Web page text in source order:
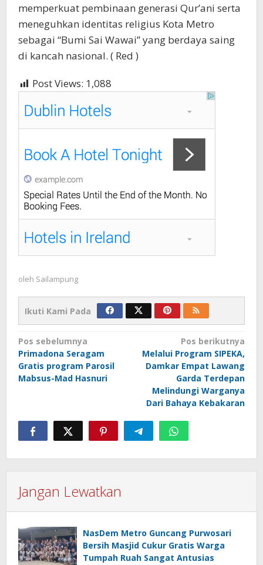
memperkuat pembinaan generasi Qur’ani serta
meneguhkan identitas religius Kota Metro
sebagai “Bumi Sai Wawai” yang berdaya saing
di kancah nasional. ( Red )
Post Views: 1,088
oleh Sailampung
Ikuti Kami Pada
Navigasi
pos
Pos sebelumnya
Primadona Seragam
Gratis program Parosil
Mabsus-Mad Hasnuri
Pos berikutnya
Melalui Program SIPEKA,
Damkar Empat Lawang
Garda Terdepan
Melindungi Warganya
Dari Bahaya Kebakaran
Jangan Lewatkan
NasDem Metro Guncang Purwosari
Bersih Masjid Cukur Gratis Warga
Tumpah Ruah Sangat Antusias